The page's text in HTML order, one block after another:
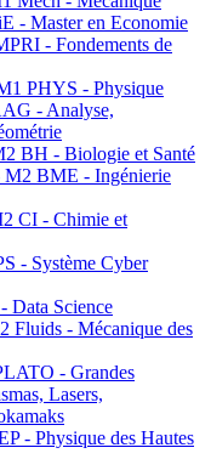
- Master en Economie
- Fondements de
PHYS - Physique
- Analyse,
BH - Biologie et Santé
BME - Ingénierie
CI - Chimie et
- Système Cyber
Data Science
Fluids - Mécanique des
- Grandes
Lasers,
- Physique des Hautes